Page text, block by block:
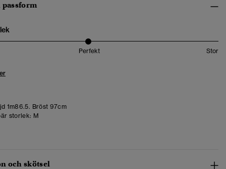
Perfekt Stor
1m86.5. Bröst 97cm
storlek: M
och skötsel